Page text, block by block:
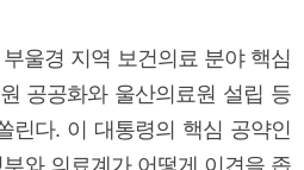
울경 지역 보건의료 분야 핵심
공공화와 울산의료원 설립 등
린다. 이 대통령의 핵심 공약인
와 의료계가 어떻게 이견을 좁